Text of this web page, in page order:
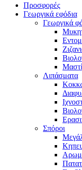
Προσφορές
Γεωργικά εφόδια
Γεωργικά
Λιπάσματα
Σπόροι